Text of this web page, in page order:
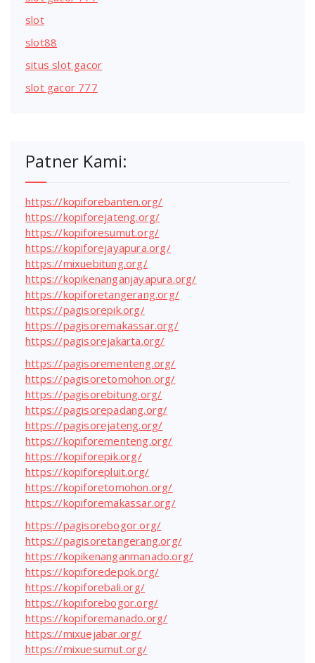
slot
slot88
situs slot gacor
slot gacor 777
Patner Kami:
https://kopiforebanten.org/
https://kopiforejateng.org/
https://kopiforesumut.org/
https://kopiforejayapura.org/
https://mixuebitung.org/
https://kopikenanganjayapura.org/
https://kopiforetangerang.org/
https://pagisorepik.org/
https://pagisoremakassar.org/
https://pagisorejakarta.org/
https://pagisorementeng.org/
https://pagisoretomohon.org/
https://pagisorebitung.org/
https://pagisorepadang.org/
https://pagisorejateng.org/
https://kopiforementeng.org/
https://kopiforepik.org/
https://kopiforepluit.org/
https://kopiforetomohon.org/
https://kopiforemakassar.org/
https://pagisorebogor.org/
https://pagisoretangerang.org/
https://kopikenanganmanado.org/
https://kopiforedepok.org/
https://kopiforebali.org/
https://kopiforebogor.org/
https://kopiforemanado.org/
https://mixuejabar.org/
https://mixuesumut.org/